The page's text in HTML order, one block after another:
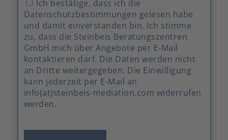
Datenschutzbestimmungen gelesen habe
und damit einverstanden bin. Ich stimme
zu, dass die Steinbeis Beratungszentren
GmbH mich über Angebote per E-Mail
kontaktieren darf. Die Daten werden nicht
an Dritte weitergegeben. Die Einwilligung
kann jederzeit per E-Mail an
info(at)steinbeis-mediation.com widerrufen
werden.